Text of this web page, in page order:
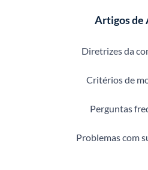
Artigos de
Diretrizes da
Critérios de
Perguntas
Problemas com